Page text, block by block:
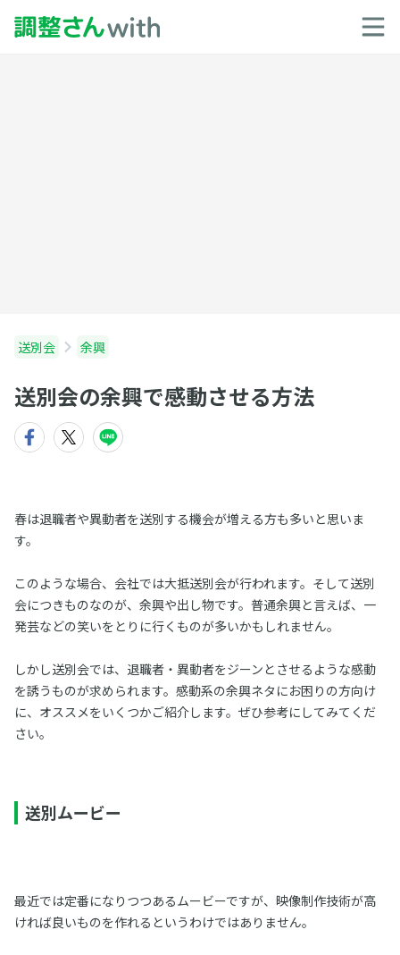
送別会 余興
送別会の余興で感動させる方法
春は退職者や異動者を送別する機会が増える方も多いと思いま
す。
このような場合、会社では大抵送別会が行われます。そして送別
会につきものなのが、余興や出し物です。普通余興と言えば、一
発芸などの笑いをとりに行くものが多いかもしれません。
しかし送別会では、退職者・異動者をジーンとさせるような感動
を誘うものが求められます。感動系の余興ネタにお困りの方向け
に、オススメをいくつかご紹介します。ぜひ参考にしてみてくだ
さい。
送別ムービー
最近では定番になりつつあるムービーですが、映像制作技術が高
ければ良いものを作れるというわけではありません。